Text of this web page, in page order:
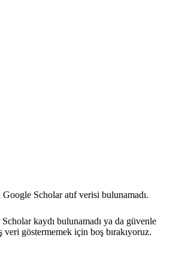
Scholar atıf verisi bulunamadı.
kaydı bulunamadı ya da güvenle
veri göstermemek için boş bırakıyoruz.